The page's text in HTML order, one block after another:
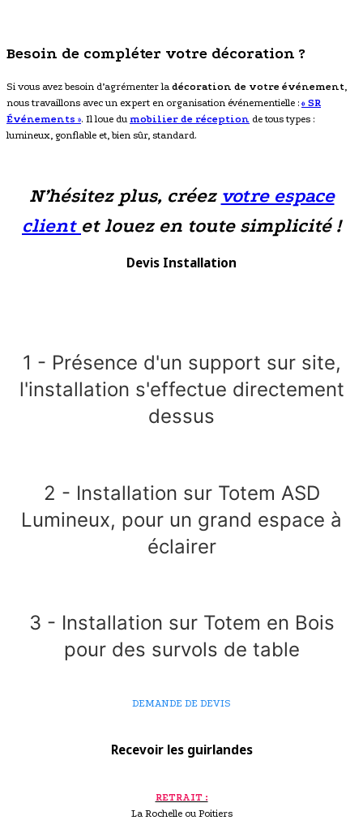
Besoin de compléter votre décoration ?
Si vous avez besoin d’agrémenter la décoration de votre événement,
nous travaillons avec un expert en organisation événementielle : « SR
Événements ». Il loue du mobilier de réception de tous types :
lumineux, gonflable et, bien sûr, standard.
N’hésitez plus, créez votre espace
client et louez en toute simplicité !
Devis Installation
1 - Présence d'un support sur site,
l'installation s'effectue directement
dessus
2 - Installation sur Totem ASD
Lumineux, pour un grand espace à
éclairer
3 - Installation sur Totem en Bois
pour des survols de table
DEMANDE DE DEVIS
Recevoir les guirlandes
RETRAIT :
La Rochelle ou Poitiers